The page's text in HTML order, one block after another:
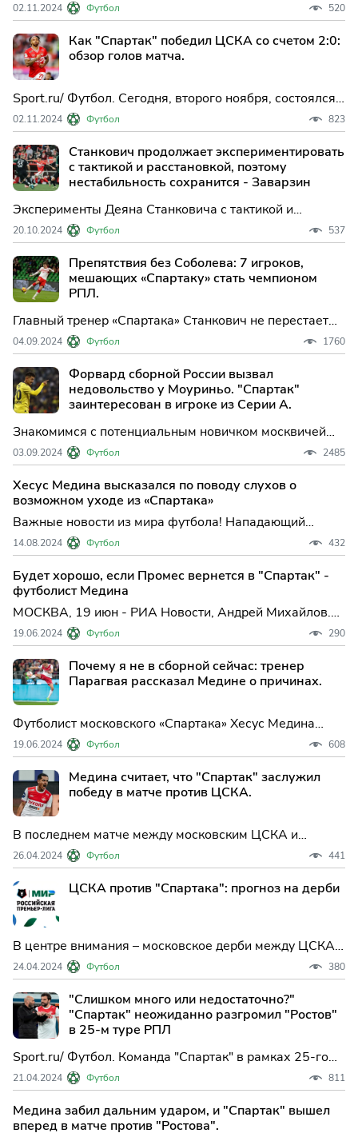
0:2. Отличились футболисты гостей: Тео Бонгонда
забил первый гол на 45-й минуте, а Хесус Медина
удвоил преимущество на 90+9-й минуте игры.
02.11.2024 Футбол 520
Как "Спартак" победил ЦСКА со счетом 2:0:
обзор голов матча.
Sport.ru/ Футбол. Сегодня, второго ноября, состоялся
захватывающий матч 14-го тура РПЛ. На поле "ВЭБ
Арена" ЦСКА встречал "Спартак". "Красно-белые
одержали победу со счётом.
02.11.2024 Футбол 823
Станкович продолжает экспериментировать
с тактикой и расстановкой, поэтому
нестабильность сохранится - Заварзин
Эксперименты Деяна Станковича с тактикой и
расстановкой продолжают вызывать нестабильность
в выступлениях "Спартака". В матче против
"Краснодара" главный тренер провел необычные
изменения, которые не принесли успеха.
20.10.2024 Футбол 537
Препятствия без Соболева: 7 игроков,
мешающих «Спартаку» стать чемпионом
РПЛ.
Главный тренер «Спартака» Станкович не перестает
акцентировать внимание на важности трансферов для
команды. Один из форвардов, Соболев, покинул
московский клуб и перешел в «Зенит». Это решение
помогло избавиться от одной проблемы.
04.09.2024 Футбол 1760
Форвард сборной России вызвал
недовольство у Моуриньо. "Спартак"
заинтересован в игроке из Серии А.
Знакомимся с потенциальным новичком москвичей
Дженгизом Юндером. Если верить спортивным
интернет-ресурсам, то московский «Спартак» более
месяца вёл охоту на крайнего нападающего сборной
Турции и «Галатасарая» Керема Актюркоглу.
03.09.2024 Футбол 2485
Хесус Медина высказался по поводу слухов о
возможном уходе из «Спартака»
Важные новости из мира футбола! Нападающий
«Спартака» Хесус Медина решил прояснить ситуацию
вокруг слухов о его возможном уходе из московской
команды.
14.08.2024 Футбол 432
Будет хорошо, если Промес вернется в "Спартак" -
футболист Медина
МОСКВА, 19 июн - РИА Новости, Андрей Михайлов.
Футболист "Спартака" Хесус Медина заявил, что
нидерландец Квинси Промес мог бы быть полезен
"красно-белым". Футболист "Спартака" Промес
находился в закл...
19.06.2024 Футбол 290
Почему я не в сборной сейчас: тренер
Парагвая рассказал Медине о причинах.
Футболист московского «Спартака» Хесус Медина
выразил своё мнение относительно своего отсутствия
в составе сборной Парагвая на предстоящий Кубок
Америки 2024 года.
19.06.2024 Футбол 608
Медина считает, что "Спартак" заслужил
победу в матче против ЦСКА.
В последнем матче между московским ЦСКА и
столичным "Спартаком" команды не смогли
определить победителя. Матч завершился вничью со
счетом 0:0.
26.04.2024 Футбол 441
ЦСКА против "Спартака": прогноз на дерби
В центре внимания – московское дерби между ЦСКА и
"Спартаком", которое состоится в четверг, 25 апреля.
Предстоящий матч обещает неожиданные повороты.
24.04.2024 Футбол 380
"Слишком много или недостаточно?"
"Спартак" неожиданно разгромил "Ростов"
в 25-м туре РПЛ
Sport.ru/ Футбол. Команда "Спартак" в рамках 25-го
тура Российской Премьер-лиги сразилась в гостях с
"Ростовом" и одержала уверенную победу со счетом
4:1.Первый гол в матче был забит на 16-й минуте.
21.04.2024 Футбол 811
Медина забил дальним ударом, и "Спартак" вышел
вперед в матче против "Ростова".